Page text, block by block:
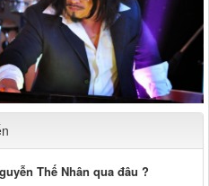
Thế Nhân qua đâu ?